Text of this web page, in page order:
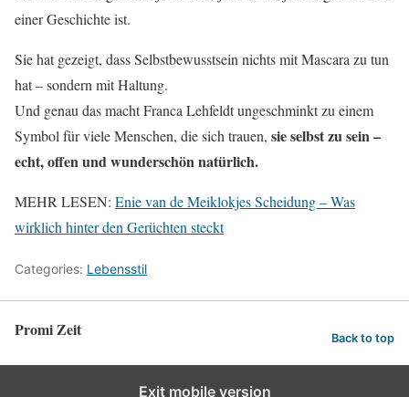
einer Geschichte ist.
Sie hat gezeigt, dass Selbstbewusstsein nichts mit Mascara zu tun
hat – sondern mit Haltung.
Und genau das macht Franca Lehfeldt ungeschminkt zu einem
Symbol für viele Menschen, die sich trauen, sie selbst zu sein –
echt, offen und wunderschön natürlich.
MEHR LESEN: Enie van de Meiklokjes Scheidung – Was
wirklich hinter den Gerüchten steckt
Categories: Lebensstil
Promi Zeit Back to top
Exit mobile version